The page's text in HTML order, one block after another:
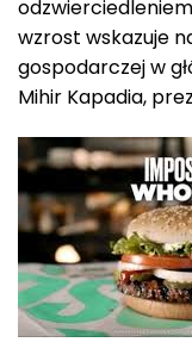
wzrost wskazuje
gospodarczej w
Mihir Kapadia,